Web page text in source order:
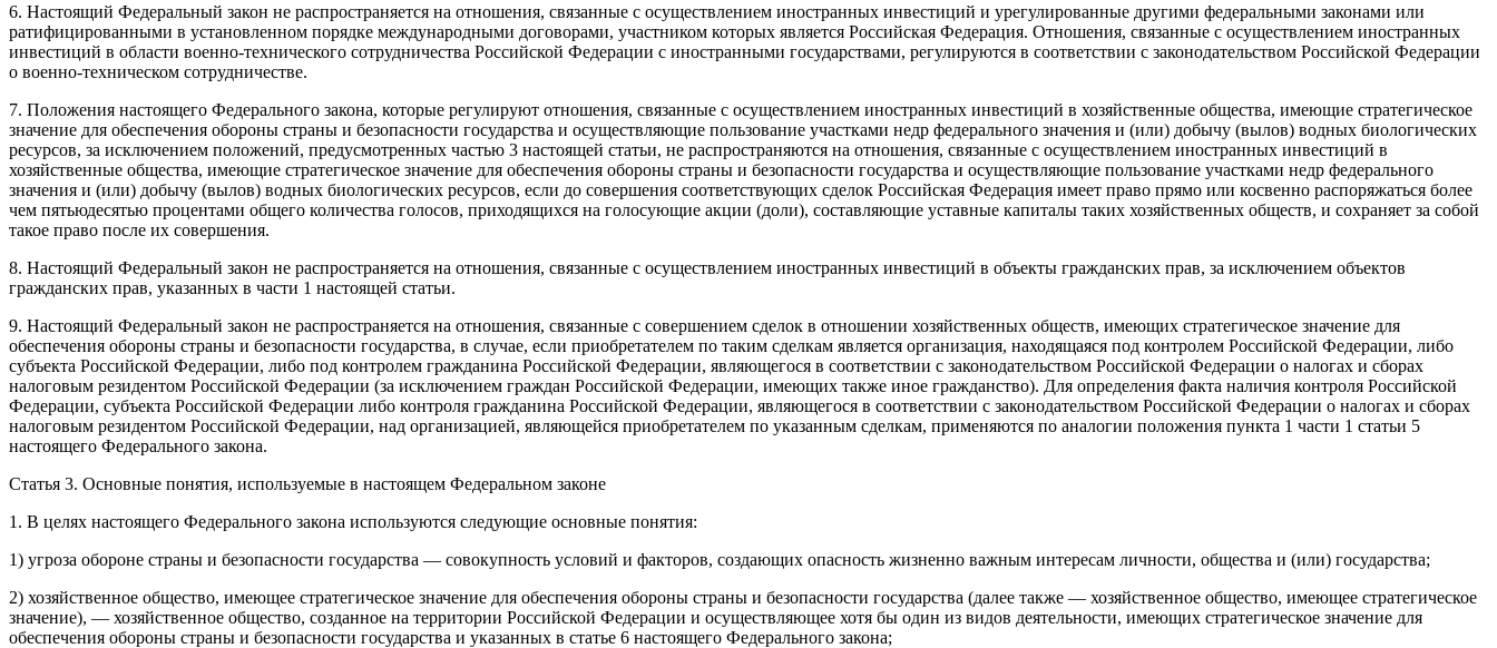
6. Настоящий Федеральный закон не распространяется на отношения, связанные с осуществлением иностранных инвестиций и урегулированные другими федеральными законами или
ратифицированными в установленном порядке международными договорами, участником которых является Российская Федерация. Отношения, связанные с осуществлением иностранных
инвестиций в области военно-технического сотрудничества Российской Федерации с иностранными государствами, регулируются в соответствии с законодательством Российской Федерации
о военно-техническом сотрудничестве.
7. Положения настоящего Федерального закона, которые регулируют отношения, связанные с осуществлением иностранных инвестиций в хозяйственные общества, имеющие стратегическое
значение для обеспечения обороны страны и безопасности государства и осуществляющие пользование участками недр федерального значения и (или) добычу (вылов) водных биологических
ресурсов, за исключением положений, предусмотренных частью 3 настоящей статьи, не распространяются на отношения, связанные с осуществлением иностранных инвестиций в
хозяйственные общества, имеющие стратегическое значение для обеспечения обороны страны и безопасности государства и осуществляющие пользование участками недр федерального
значения и (или) добычу (вылов) водных биологических ресурсов, если до совершения соответствующих сделок Российская Федерация имеет право прямо или косвенно распоряжаться более
чем пятьюдесятью процентами общего количества голосов, приходящихся на голосующие акции (доли), составляющие уставные капиталы таких хозяйственных обществ, и сохраняет за собой
такое право после их совершения.
8. Настоящий Федеральный закон не распространяется на отношения, связанные с осуществлением иностранных инвестиций в объекты гражданских прав, за исключением объектов
гражданских прав, указанных в части 1 настоящей статьи.
9. Настоящий Федеральный закон не распространяется на отношения, связанные с совершением сделок в отношении хозяйственных обществ, имеющих стратегическое значение для
обеспечения обороны страны и безопасности государства, в случае, если приобретателем по таким сделкам является организация, находящаяся под контролем Российской Федерации, либо
субъекта Российской Федерации, либо под контролем гражданина Российской Федерации, являющегося в соответствии с законодательством Российской Федерации о налогах и сборах
налоговым резидентом Российской Федерации (за исключением граждан Российской Федерации, имеющих также иное гражданство). Для определения факта наличия контроля Российской
Федерации, субъекта Российской Федерации либо контроля гражданина Российской Федерации, являющегося в соответствии с законодательством Российской Федерации о налогах и сборах
налоговым резидентом Российской Федерации, над организацией, являющейся приобретателем по указанным сделкам, применяются по аналогии положения пункта 1 части 1 статьи 5
настоящего Федерального закона.
Статья 3. Основные понятия, используемые в настоящем Федеральном законе
1. В целях настоящего Федерального закона используются следующие основные понятия:
1) угроза обороне страны и безопасности государства — совокупность условий и факторов, создающих опасность жизненно важным интересам личности, общества и (или) государства;
2) хозяйственное общество, имеющее стратегическое значение для обеспечения обороны страны и безопасности государства (далее также — хозяйственное общество, имеющее стратегическое
значение), — хозяйственное общество, созданное на территории Российской Федерации и осуществляющее хотя бы один из видов деятельности, имеющих стратегическое значение для
обеспечения обороны страны и безопасности государства и указанных в статье 6 настоящего Федерального закона;